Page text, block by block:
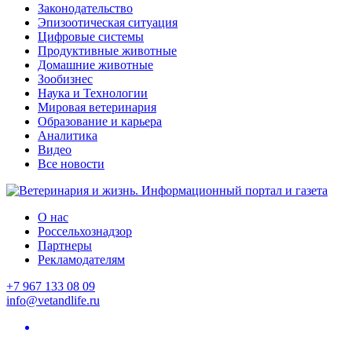
Законодательство
Эпизоотическая ситуация
Цифровые системы
Продуктивные животные
Домашние животные
Зообизнес
Наука и Технологии
Мировая ветеринария
Образование и карьера
Аналитика
Видео
Все новости
О нас
Россельхознадзор
Партнеры
Рекламодателям
+7 967 133 08 09
info@vetandlife.ru